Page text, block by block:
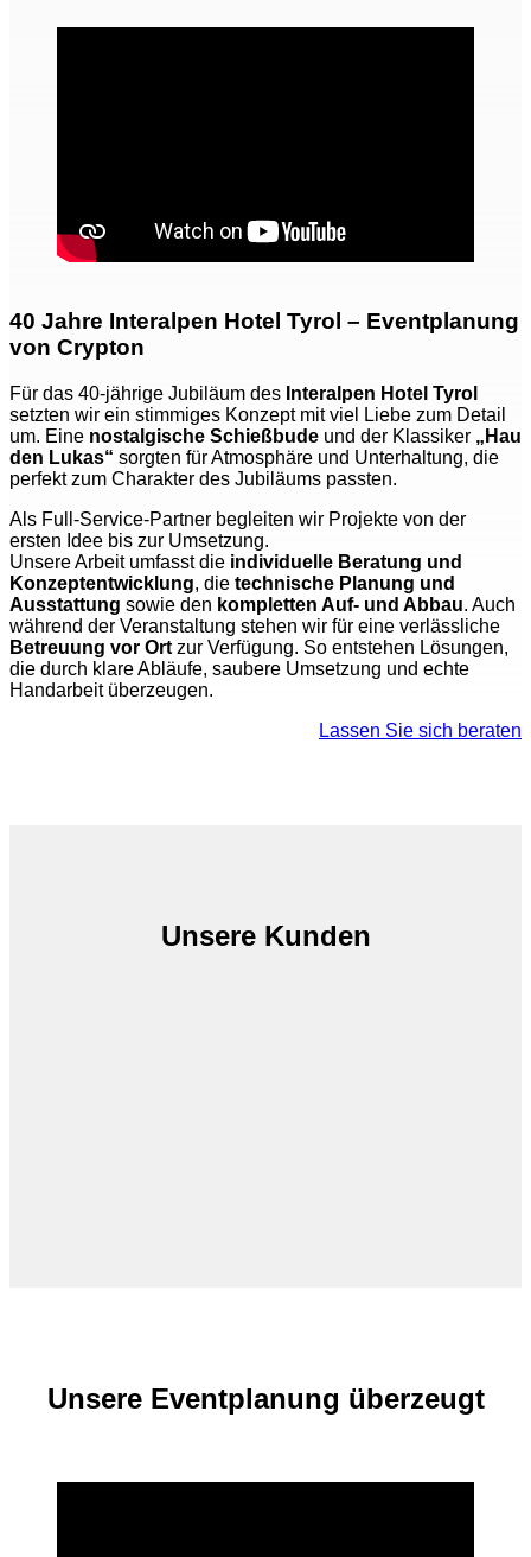
40 Jahre Interalpen Hotel Tyrol – Eventplanung
von Crypton
Für das 40-jährige Jubiläum des Interalpen Hotel Tyrol
setzten wir ein stimmiges Konzept mit viel Liebe zum Detail
um. Eine nostalgische Schießbude und der Klassiker „Hau
den Lukas“ sorgten für Atmosphäre und Unterhaltung, die
perfekt zum Charakter des Jubiläums passten.
Als Full-Service-Partner begleiten wir Projekte von der
ersten Idee bis zur Umsetzung.
Unsere Arbeit umfasst die individuelle Beratung und
Konzeptentwicklung, die technische Planung und
Ausstattung sowie den kompletten Auf- und Abbau. Auch
während der Veranstaltung stehen wir für eine verlässliche
Betreuung vor Ort zur Verfügung. So entstehen Lösungen,
die durch klare Abläufe, saubere Umsetzung und echte
Handarbeit überzeugen.
Lassen Sie sich beraten
Unsere Kunden
Unsere Eventplanung überzeugt